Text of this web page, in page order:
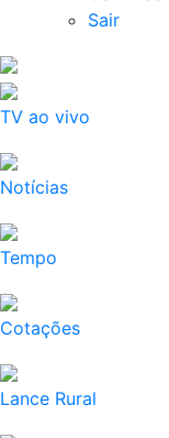
Sair
TV ao vivo
Notícias
Tempo
Cotações
Lance Rural